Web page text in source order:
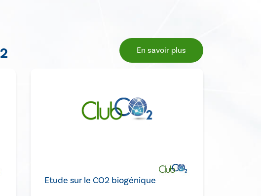
2 En savoir plus
Etude sur le CO2 biogénique